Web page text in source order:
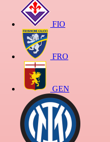
FIO
FRO
GEN